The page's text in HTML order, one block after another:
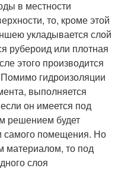
в местности
то, кроме этой
укладывается слой
рубероид или плотная
этого производится
гидроизоляции
выполняется
он имеется под
решением будет
самого помещения. Но
материалом, то под
слоя